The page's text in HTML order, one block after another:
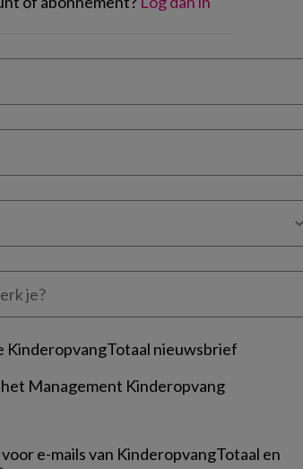
KinderopvangTotaal nieuwsbrief
Management Kinderopvang
e-mails van KinderopvangTotaal en